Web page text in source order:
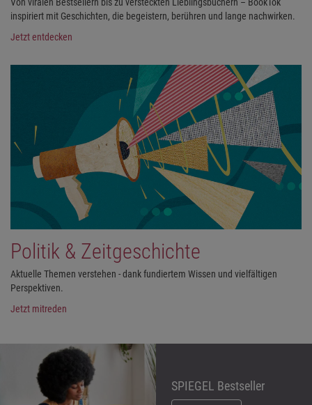
Von viralen Bestsellern bis zu versteckten Lieblingsbüchern – BookTok
inspiriert mit Geschichten, die begeistern, berühren und lange nachwirken.
Jetzt entdecken
Politik & Zeitgeschichte
Aktuelle Themen verstehen - dank fundiertem Wissen und vielfältigen
Perspektiven.
Jetzt mitreden
SPIEGEL Bestseller